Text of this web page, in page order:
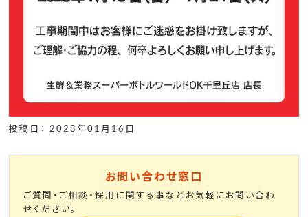
投稿日： 2023年01月16日
お問い合わせ窓口
ご質問・ご相談・採用に関する事などお気軽にお問い合わ
せください。